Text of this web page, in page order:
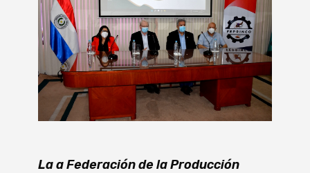
La a Federación de la Producción